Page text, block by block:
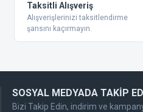
Taksitli Alışveriş
Alışverişlerinizi taksitlendirme
şansını kaçırmayın.
SOSYAL MEDYADA TAKİP
Bizi Takip Edin, indirim ve